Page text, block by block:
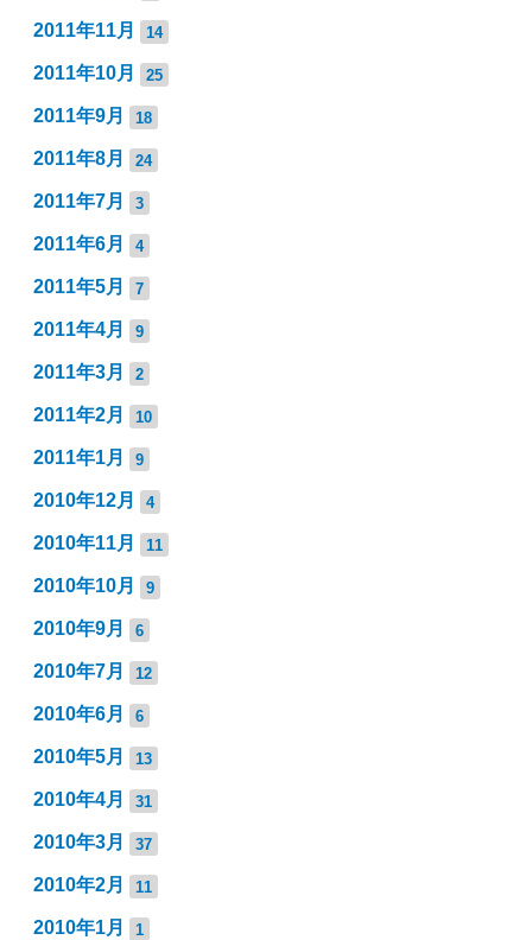
2011年11月 14
2011年10月 25
2011年9月 18
2011年8月 24
2011年7月 3
2011年6月 4
2011年5月 7
2011年4月 9
2011年3月 2
2011年2月 10
2011年1月 9
2010年12月 4
2010年11月 11
2010年10月 9
2010年9月 6
2010年7月 12
2010年6月 6
2010年5月 13
2010年4月 31
2010年3月 37
2010年2月 11
2010年1月 1